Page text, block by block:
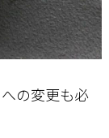
への変更も必